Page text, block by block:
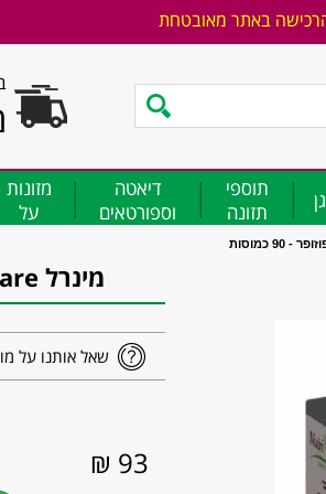
באתר מאובטחת
תוספי
תזונה
דיאטה
וספורטאים
מזונות
על
מינרל Nutri Care ברזל ליפוזופר - 90 כמוסות
שאל אותנו על
93 ₪